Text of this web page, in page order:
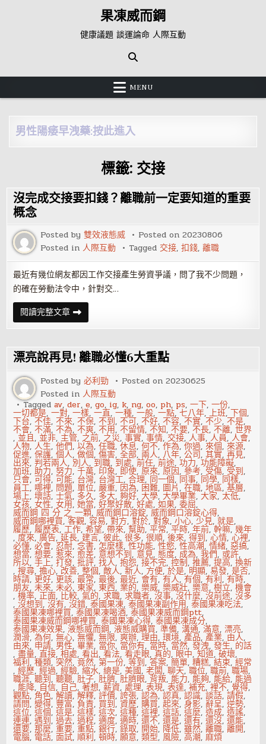
果凍威而鋼
健康議題 談運論命 人際互動
MENU
男性陽痿早洩藥:按此進入
標籤: 交接
沒完成交接要扣錢？離職前一定要知道的重要
概念
Posted by雙效液態威 Posted on20230806
Posted in人際互動 Tagged 交接,扣錢,離職
最近有幾位網友都因工作交接產生勞資爭議，問了我不少問題，
的確在勞動法令中，針對交…
閱讀完整文章沒
完
成
接
要
扣
錢？
離
職
前
一
定
要
知
道
的
重
要
概
念
漂亮說再見! 離職必懂6大重點
Posted by必利勁 Posted on20230625
Posted in人際互動
Taggedav,der,e,go, ig, k, ng,oo, ph, ps,一下,一份,
一切都是,一對,一樣,一直,一種,一般,一點,七八年,上班,下個,
下台,不佳,不來,不保,不到,不可,不好,不容,不實,不少,不是,
不會,不滿,不為,不爽,不用,不留情,不知,不要,不長,不離,世界
,並且,並非,主管, 之前, 之災,事實,事情, 交接,人事,人員,人會,
人物,人生,他們,以為,任職,休息,何不,作為,你過,來個,來源,
促進,保護,個人,做個,傷害,全部, 兩人, 八年,公司,其實,再見,
出來,判若兩人, 別人, 到職, 到處,前任,前途,功力,功能障礙,
加班,助力,努力,千萬, 印象, 即使,原來,原因,參考, 受傷, 受到,
只會,可得,可能, 台灣, 台灣工,合理, 同一個, 同事, 同學, 同樣,
員工, 哪裡, 問題,單位,嚴重, 因為, 困難, 圖片,在職,地區,基層,
場上,壞話,士氣, 多久, 多大,夠好,大學,大學畢業,大家,太低,
女孩,女性,女用,她當,好聚好散,好處,如果,委屈,
威而鋼 四 分 之 一顆,威而鋼口溶錠,威而鋼口溶錠心得,
威而鋼哪裡買,客觀,容易,對方,對於,對象,小心,少見,就是,
履歷,履歷表,工作,希望,帶來,幫助,平常,平時,年前,幹嘛,幾年
,度來,廣告,延長, 建言,彼此,很多,很順,後來,得到,心情,心裡,
必懂,必會, 忍耐,念書, 怎麼樣,性功能,性慾,性高潮,情緒,惡搞,
想當,想要,惹來,愈差, 意想不到, 意見, 態度, 成為,我們, 或許,
所以,手上,打發,批評,找人,抱怨,接不完,控制,推薦,提高,換新
,搜尋,擔心, 改善,整個,敵人,新人, 方便,於是, 明顯,易發,是否,
時請, 更好, 更該,最常,最後,最近, 會有,有人,有個,有利,有時,
朋友,未來,未必,東家,東西, 業的,樂威,樂威壯,樂意,樹立,機會
,機率,正面, 比較,氣的,求職,求職者,沒事,沒什麼,沒前途,沒多
,沒想到,沒有,沒錯,泰國果凍,泰國果凍副作用,泰國果凍吃法,
泰國果凍哪裡買,泰國果凍喝酒,泰國果凍威而鋼ptt,
泰國果凍威而鋼哪裡買,泰國果凍心得,泰國果凍成分,
泰國果凍效果,液態威而鋼,液態威購買,準備,溝通,滿意,漂亮,
潤滑,為何,無心,無懼,無限,爽辦,理由,環境,產品,產業, 由人,
由來, 申請, 男性,畢業, 當你, 當你有, 當時, 當然,發洩,發生, 的話
,盡量,直接,相處,看出,看法,看走眼,真的, 眼中,知道,破壞,
福利,種類,突然,竟然,第一份,等到,答案,簡單,糟糕,結束,經常
,經歷,經過,經驗,縮水,總是,美國,老闆,聊天,職位,職前,職場,
職涯,聽到,聽聽,肚子,肚臍,肚臍眼,背叛,能力, 能夠, 能給, 能過
,能降, 自信, 自己,著想,薪資, 處理,表現,表達,補充,裡不, 覺得,
觀點, 角色,解讀,解釋,評價,誇張,認為,認真,認識,談話,請假,
請問,變得, 豐富, 負責, 買到,資歷,購買,起來,身影, 辭呈,逆勢,
這位,這個,這是,這樣,這次,這種,這裡,這話,這麼,造成,造謠,
連連,遇到,過去,過程,適度,適時,還不,還是,還有,還沒,還能,
還要,那麼,重要,重點,銀行,錄取, 開始, 降低,雖然,離職,離開,
電腦, 電話,面試,順利,頓時,願意,類型, 風險,高潮,麻煩